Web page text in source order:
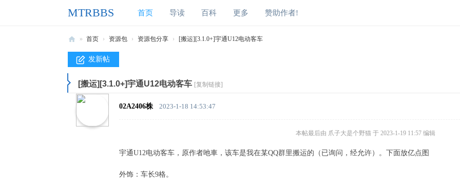
MTRBBS 首页 导读 百科 更多 赞助作者!
M
T
R
» 首页 › 资源包 › 资源包分享 › [搬运][3.1.0+]宇通U12电动客车
发新帖
[搬运][3.1.0+]宇通U12电动客车 [复制链接]
02A2406株 2023-1-18 14:53:47
本帖最后由 爪子大是个野猫 于 2023-1-19 11:57 编辑
宇通U12电动客车，原作者吔車，该车是我在某QQ群里搬运的（已询问，经允许）。下面放亿点图
外饰：车长9格。